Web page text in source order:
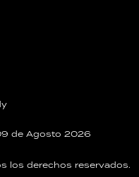
de Agosto 2026
los derechos reservados.